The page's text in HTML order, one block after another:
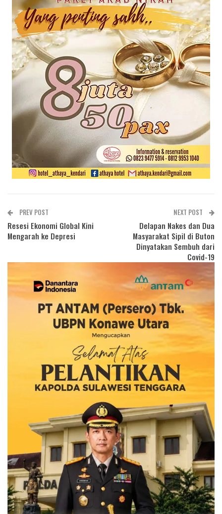
PREV POST
Resesi Ekonomi Global Kini
Mengarah ke Depresi
NEXT POST
Delapan Nakes dan Dua
Masyarakat Sipil di Buton
Dinyatakan Sembuh dari
Covid-19